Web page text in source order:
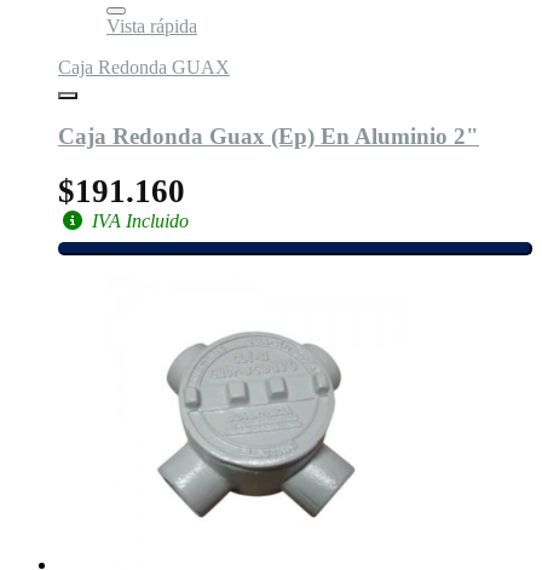
Vista rápida
Caja Redonda GUAX
Caja Redonda Guax (Ep) En Aluminio 2"
$191.160
IVA Incluido